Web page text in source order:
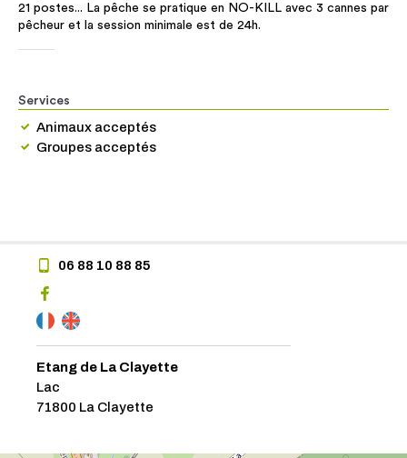
21 postes... La pêche se pratique en NO-KILL avec 3 cannes par
pêcheur et la session minimale est de 24h.
Services
Animaux acceptés
Groupes acceptés
06 88 10 88 85
Etang de La Clayette
Lac
71800 La Clayette